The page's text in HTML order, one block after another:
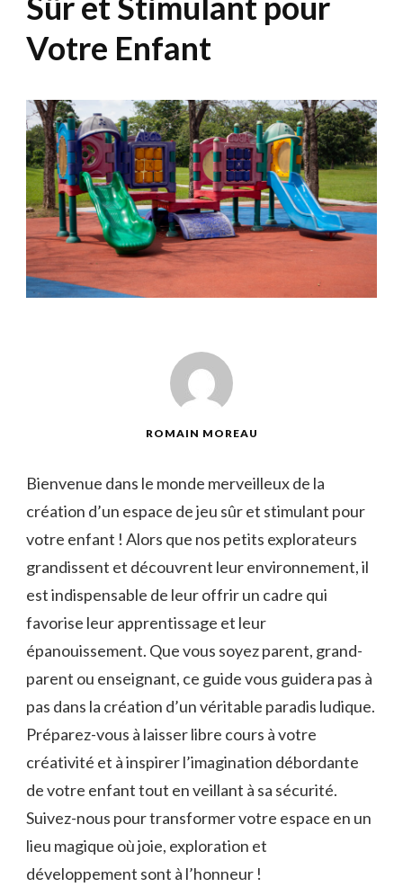
Votre Enfant
ROMAIN MOREAU
Bienvenue‍ dans le monde ⁣merveilleux de la
création d’un espace de jeu ​sûr et stimulant pour
votre ⁢enfant ! Alors que ⁤nos⁣ petits ⁣explorateurs
grandissent et découvrent leur environnement, il
est indispensable de leur ⁣offrir un cadre‌ qui‍
favorise leur ‌apprentissage ​et leur
épanouissement. Que vous soyez ⁣parent, grand-
parent ou enseignant, ‌ce guide vous guidera pas‌ à
pas dans ⁣la création d’un‌ véritable paradis​ ludique.⁢
Préparez-vous à laisser ⁢libre cours à votre
créativité et à inspirer l’imagination débordante
de‍ votre ​enfant tout‌ en veillant à sa ⁢sécurité.‌
Suivez-nous‍ pour⁣ transformer votre espace en un
lieu ‍magique où joie, exploration et
développement sont à l’honneur !